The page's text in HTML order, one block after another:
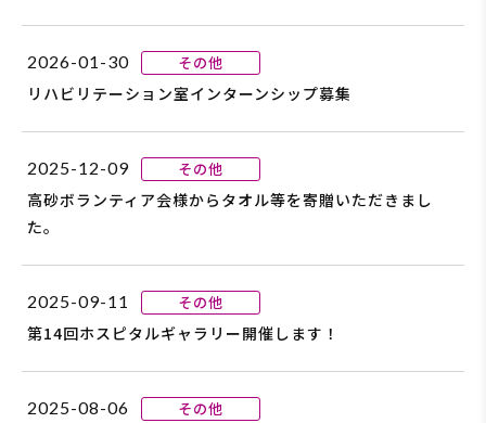
2026-01-30 その他
リハビリテーション室インターンシップ募集
2025-12-09 その他
高砂ボランティア会様からタオル等を寄贈いただきまし
た。
2025-09-11 その他
第14回ホスピタルギャラリー開催します！
2025-08-06 その他